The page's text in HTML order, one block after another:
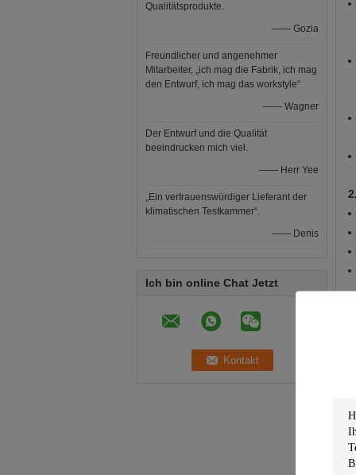
Qualitätsprodukte.
—— Gozia
Freundlicher und angenehmer
Mitarbeiter, „ich mag die Fabrik, ich mag
den Entwurf, ich mag das workstyle“
—— Wagner
Der Entwurf und die Qualität
beeindrucken mich viel.
—— Herr Yee
„Ein vertrauenswürdiger Lieferant der
klimatischen Testkammer“.
—— Denis
Ich bin online Chat Jetzt